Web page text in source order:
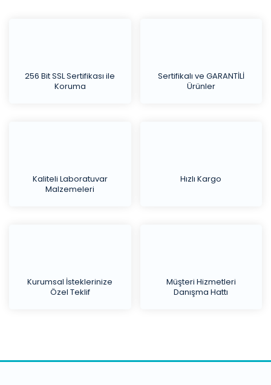
256 Bit SSL Sertifikası ile
Koruma
Sertifikalı ve GARANTİLİ
Ürünler
Kaliteli Laboratuvar
Malzemeleri
Hızlı Kargo
Kurumsal İsteklerinize
Özel Teklif
Müşteri Hizmetleri
Danışma Hattı